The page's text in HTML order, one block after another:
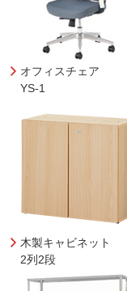
オフィスチェア
YS-1
木製キャビネット
2列2段